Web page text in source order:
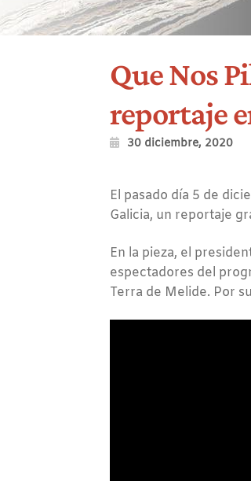
Que Nos
reportaje
30 diciembre, 2020
El pasado día 5 de
Galicia, un reportaje
En la pieza, el
espectadores del
Terra de Melide. Por